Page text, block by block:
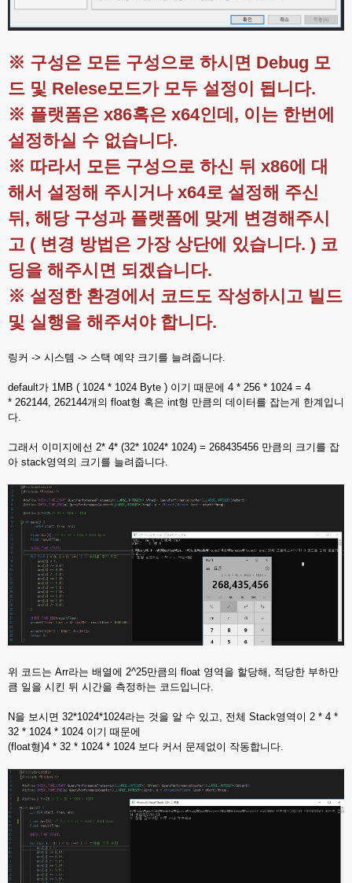
※ 구성은 모든 구성으로 하시면 Debug 모
드 및 Relese모드가 모두 설정이 됩니다.
※ 플랫폼은 x86혹은 x64인데, 이는 한번에
설정하실 수 없습니다.
※ 따라서 모든 구성으로 하신 뒤 x86에 대
해서 설정해 주시거나 x64로 설정해 주신
뒤, 해당 구성과 플랫폼에 맞게 변경해주시
고 ( 변경 방법은 가장 상단에 있습니다. ) 코
딩을 해주시면 되겠습니다.
※ 설정한 환경에서 코드도 작성하시고 빌드
및 실행을 해주셔야 합니다.
링커 -> 시스템 -> 스택 예약 크기를 늘려줍니다.
default가 1MB ( 1024 * 1024 Byte ) 이기 때문에 4 * 256 * 1024 = 4
* 262144, 262144개의 float형 혹은 int형 만큼의 데이터를 잡는게 한계입니
다.
그래서 이미지에선 2* 4* (32* 1024* 1024) = 268435456 만큼의 크기를 잡
아 stack영역의 크기를 늘려줍니다.
위 코드는 Arr라는 배열에 2^25만큼의 float 영역을 할당해, 적당한 부하만
큼 일을 시킨 뒤 시간을 측정하는 코드입니다.
N을 보시면 32*1024*1024라는 것을 알 수 있고, 전체 Stack영역이 2 * 4 *
32 * 1024 * 1024 이기 때문에
(float형)4 * 32 * 1024 * 1024 보다 커서 문제없이 작동합니다.